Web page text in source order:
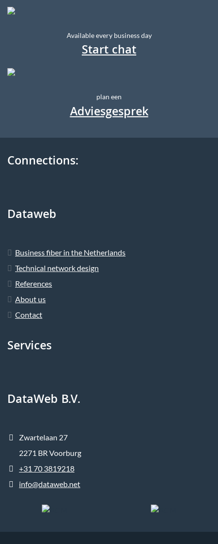
Available every business day
Start chat
plan een
Adviesgesprek
Connections:
Dataweb
Business fiber in the Netherlands
Technical network design
References
About us
Contact
Services
DataWeb B.V.
Zwartelaan 27
2271 BR Voorburg
+31 70 3819218
info@dataweb.net